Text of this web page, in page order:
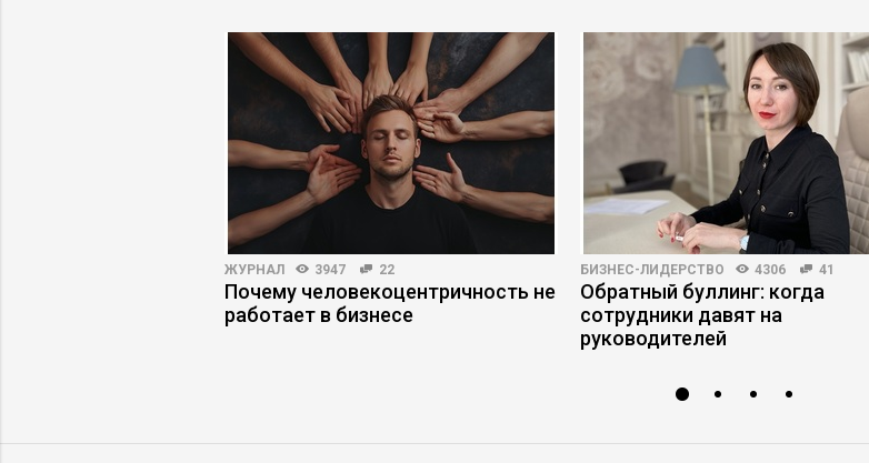
ЖУРНАЛ 3947 22
Почему человекоцентричность не
работает в бизнесе
БИЗНЕС-ЛИДЕРСТВО 4306 41
Обратный буллинг: когда
сотрудники давят на
руководителей